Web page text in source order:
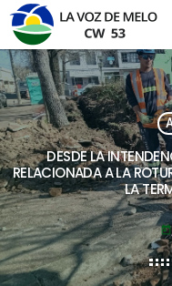
DESDE LA
RELACIONADA A LA
LA
today